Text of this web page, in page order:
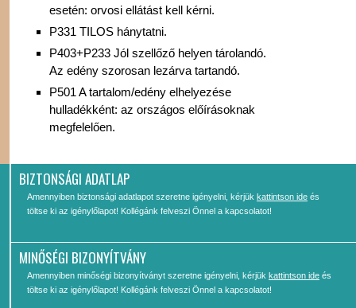
esetén: orvosi ellátást kell kérni.
P331 TILOS hánytatni.
P403+P233 Jól szellőző helyen tárolandó.
Az edény szorosan lezárva tartandó.
P501 A tartalom/edény elhelyezése
hulladékként: az országos előírásoknak
megfelelően.
BIZTONSÁGI ADATLAP
Amennyiben biztonsági adatlapot szeretne igényelni, kérjük kattintson ide és
töltse ki az igénylőlapot! Kollégánk felveszi Önnel a kapcsolatot!
MINŐSÉGI BIZONYÍTVÁNY
Amennyiben minőségi bizonyítványt szeretne igényelni, kérjük kattintson ide és
töltse ki az igénylőlapot! Kollégánk felveszi Önnel a kapcsolatot!